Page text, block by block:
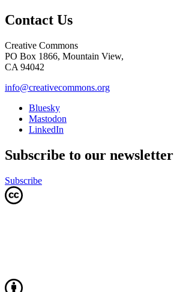
Contact Us
Creative Commons
PO Box 1866, Mountain View,
CA 94042
info@creativecommons.org
Bluesky
Mastodon
LinkedIn
Subscribe to our newsletter
Subscribe